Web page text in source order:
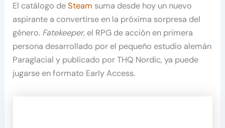
El catálogo deSteam suma desde hoy un nuevo
aspirante a convertirse en la próxima sorpresa del
género. Fatekeeper, el RPG de acción en primera
persona desarrollado por el pequeño estudio alemán
Paraglacial y publicado por THQ Nordic, ya puede
jugarse en formato Early Access.